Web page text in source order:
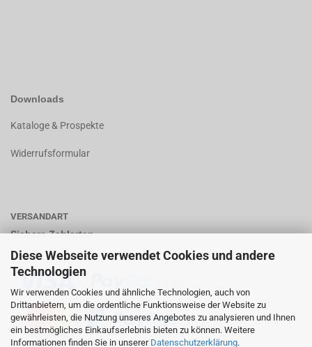
Diese Webseite verwendet Cookies und andere
Technologien
Wir verwenden Cookies und ähnliche Technologien, auch von
Drittanbietern, um die ordentliche Funktionsweise der Website zu
gewährleisten, die Nutzung unseres Angebotes zu analysieren und Ihnen
ein bestmögliches Einkaufserlebnis bieten zu können. Weitere
Informationen finden Sie in unserer Datenschutzerklärung.
Downloads
Kataloge & Prospekte
Widerrufsformular
VERSANDART
Sichere Zahlarten